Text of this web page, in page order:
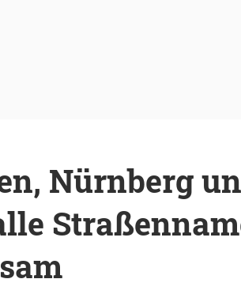
Nürnberg